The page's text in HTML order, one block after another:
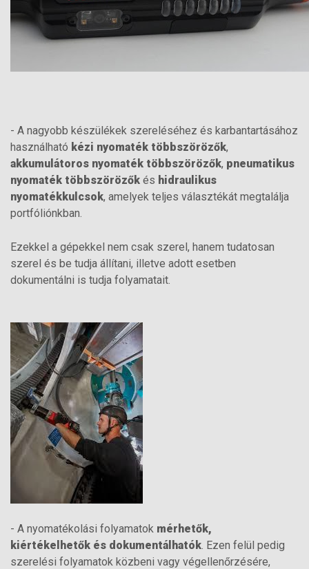
- A nagyobb készülékek szereléséhez és karbantartásához
használható kézi nyomaték többszörözők,
akkumulátoros nyomaték többszörözők, pneumatikus
nyomaték többszörözők és hidraulikus
nyomatékkulcsok, amelyek teljes választékát megtalálja
portfóliónkban.
Ezekkel a gépekkel nem csak szerel, hanem tudatosan
szerel és be tudja állítani, illetve adott esetben
dokumentálni is tudja folyamatait.
- A nyomatékolási folyamatok mérhetők,
kiértékelhetők és dokumentálhatók. Ezen felül pedig
szerelési folyamatok közbeni vagy végellenőrzésére,